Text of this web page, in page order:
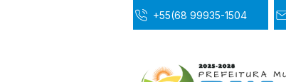
+55(68 99935-1504